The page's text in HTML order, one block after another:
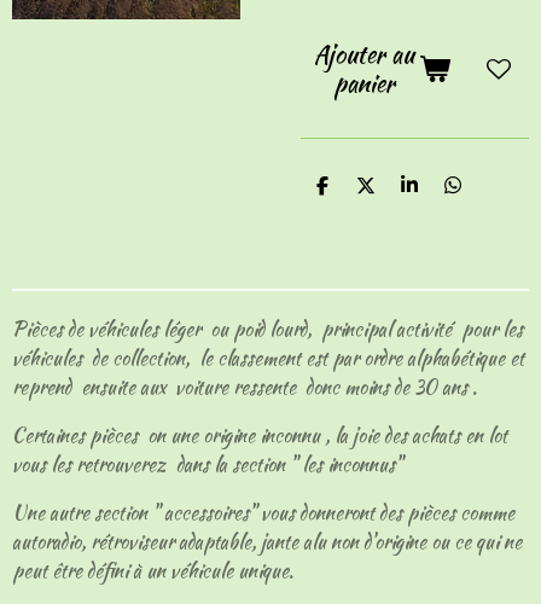
Ajouter au
panier
P
g
r
P
g
r
P
g
r
P
g
r
Pièces de véhicules léger ou poid lourd, principal activité pour les
véhicules de collection, le classement est par ordre alphabétique et
reprend ensuite aux voiture ressente donc moins de 30 ans .
Certaines pièces on une origine inconnu , la joie des achats en lot
vous les retrouverez dans la section " les inconnus"
Une autre section " accessoires" vous donneront des pièces comme
autoradio, rétroviseur adaptable, jante alu non d'origine ou ce qui ne
peut être défini à un véhicule unique.